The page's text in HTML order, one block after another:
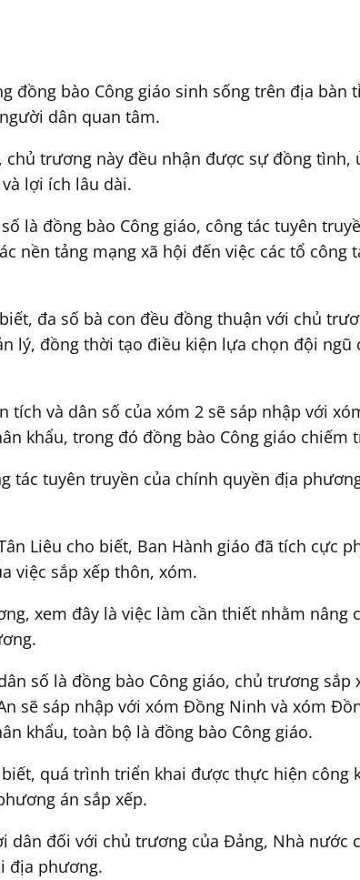
đồng bào Công giáo sinh sống trên địa bàn
dân quan tâm.
trương này đều nhận được sự đồng tình,
lợi ích lâu dài.
là đồng bào Công giáo, công tác tuyên
nền tảng mạng xã hội đến việc các tổ
đa số bà con đều đồng thuận với chủ
lý, đồng thời tạo điều kiện lựa chọn đội
và dân số của xóm 2 sẽ sáp nhập với
khẩu, trong đó đồng bào Công giáo chiếm
tác tuyên truyền của chính quyền địa
Liêu cho biết, Ban Hành giáo đã tích cực
việc sắp xếp thôn, xóm.
xem đây là việc làm cần thiết nhằm nâng
số là đồng bào Công giáo, chủ trương
sẽ sáp nhập với xóm Đồng Ninh và xóm
khẩu, toàn bộ là đồng bào Công giáo.
quá trình triển khai được thực hiện công
án sắp xếp.
đối với chủ trương của Đảng, Nhà nước
địa phương.